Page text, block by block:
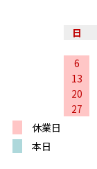
日
6
13
20
27
休業日
本日